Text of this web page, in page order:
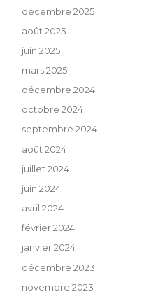
décembre 2025
août 2025
juin 2025
mars 2025
décembre 2024
octobre 2024
septembre 2024
août 2024
juillet 2024
juin 2024
avril 2024
février 2024
janvier 2024
décembre 2023
novembre 2023